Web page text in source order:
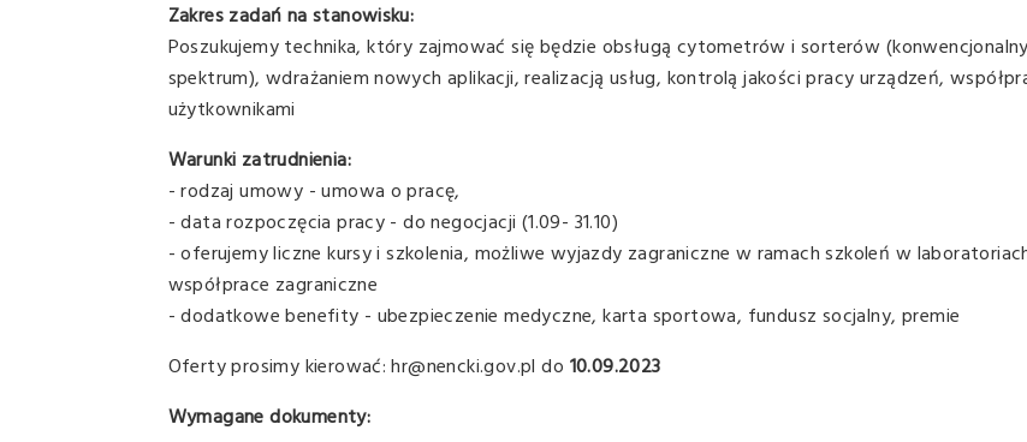
Zakres zadań na stanowisku:
Poszukujemy technika, który zajmować się będzie obsługą cytometrów i sorterów
spektrum), wdrażaniem nowych aplikacji, realizacją usług, kontrolą jakości pracy urządzeń,
użytkownikami
Warunki zatrudnienia:
- rodzaj umowy - umowa o pracę,
- data rozpoczęcia pracy - do negocjacji (1.09- 31.10)
- oferujemy liczne kursy i szkolenia, możliwe wyjazdy zagraniczne w ramach szkoleń w
współprace zagraniczne
- dodatkowe benefity - ubezpieczenie medyczne, karta sportowa, fundusz socjalny, premie
Oferty prosimy kierować: hr@nencki.gov.pl do 10.09.2023
Wymagane dokumenty: